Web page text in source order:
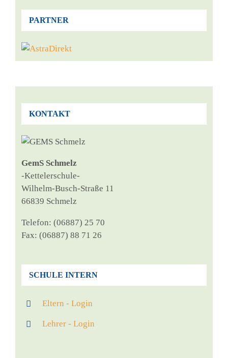
KONTAKT
GemS Schmelz
‑Ket­tel­er­schu­le-
Wil­helm-Busch-Stra­ße 11
66839 Schmelz
Tele­fon: (06887) 25 70
Fax: (06887) 88 71 26
SCHULE INTERN
Eltern - Login
Lehrer - Login
PARTNER